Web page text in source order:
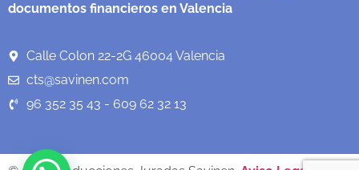
documentos financieros en Valencia
Calle Colon 22-2G 46004 Valencia
cts@savinen.com
96 352 35 43 - 609 62 32 13